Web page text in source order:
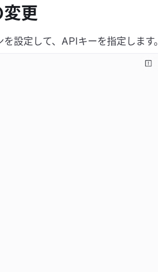
更
を設定して、APIキーを指定します。